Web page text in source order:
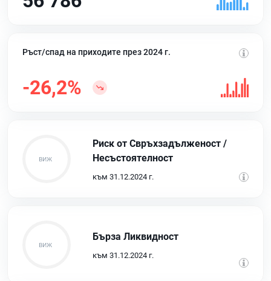
Ръст/спад на приходите през 2024 г.
-26,2%
Риск от Свръхзадълженост /
Несъстоятелност
към 31.12.2024 г.
Бърза Ликвидност
към 31.12.2024 г.